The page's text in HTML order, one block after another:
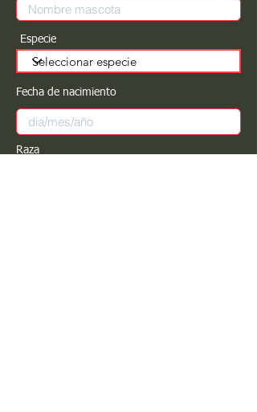
Especie
Fecha de nacimiento
Raza